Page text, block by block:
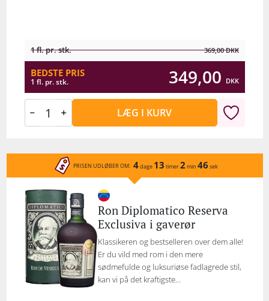
1 fl. pr. stk. 369,00DKK
BEDSTE PRIS
1 fl. pr. stk. 349,00 DKK
LÆG I KURV
PRISEN UDLØBER OM: 4dage 13 timer2 min 46 sek
Ron Diplomatico Reserva
Exclusiva i gaverør
Klassikeren og bestselleren over dem alle!
Er du vild med rom i den mere
sødmefulde og luksuriøse fadlagrede stil,
kan vi på det kraftigste...